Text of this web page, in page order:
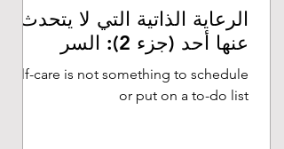
الرعاية الذاتية التي لا يتحدث
عنها أحد (جزء 2): السر
Self-care is not something to schedule
or put on a to-do list